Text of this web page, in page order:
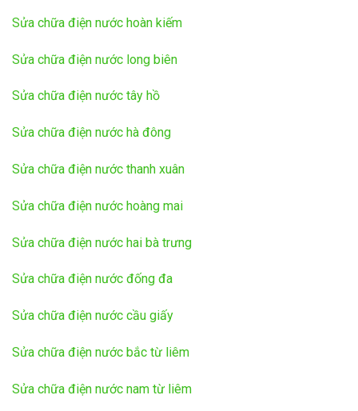
Sửa chữa điện nước hoàn kiếm
Sửa chữa điện nước long biên
Sửa chữa điện nước tây hồ
Sửa chữa điện nước hà đông
Sửa chữa điện nước thanh xuân
Sửa chữa điện nước hoàng mai
Sửa chữa điện nước hai bà trưng
Sửa chữa điện nước đống đa
Sửa chữa điện nước cầu giấy
Sửa chữa điện nước bắc từ liêm
Sửa chữa điện nước nam từ liêm